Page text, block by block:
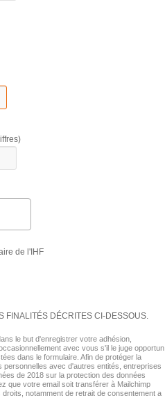
de l'IHF
FINALITÉS DÉCRITES CI-DESSOUS.
le but d'enregistrer votre adhésion,
avec vous s'il le juge opportun
dans le formulaire. Afin de protéger la
personnelles avec d'autres entités, entreprises
de 2018 sur la protection des données
que votre email soit transférer à Mailchimp
notamment de retrait de consentement a